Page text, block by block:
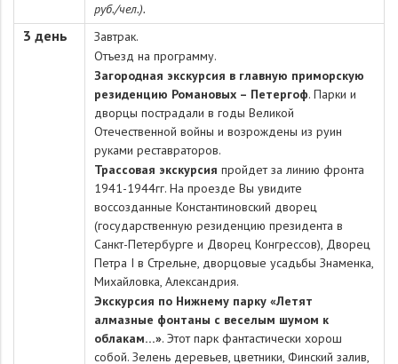
руб./чел.).
3 день
Завтрак.
Отъезд на программу.
Загородная экскурсия в главную приморскую
резиденцию Романовых – Петергоф. Парки и
дворцы пострадали в годы Великой
Отечественной войны и возрождены из руин
руками реставраторов.
Трассовая экскурсия пройдет за линию фронта
1941-1944гг. На проезде Вы увидите
воссозданные Константиновский дворец
(государственную резиденцию президента в
Санкт-Петербурге и Дворец Конгрессов), Дворец
Петра I в Стрельне, дворцовые усадьбы Знаменка,
Михайловка, Александрия.
Экскурсия по Нижнему парку «Летят
алмазные фонтаны с веселым шумом к
облакам…». Этот парк фантастически хорош
собой. Зелень деревьев, цветники, Финский залив,